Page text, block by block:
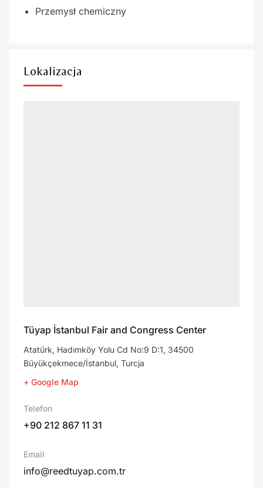
Przemysł chemiczny
Lokalizacja
Tüyap İstanbul Fair and Congress Center
Atatürk, Hadımköy Yolu Cd No:9 D:1, 34500
Büyükçekmece/İstanbul, Turcja
+ Google Map
Telefon
+90 212 867 11 31
Email
info@reedtuyap.com.tr